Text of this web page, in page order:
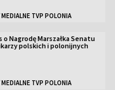
MEDIALNE TVP POLONIA
o Nagrodę Marszałka Senatu
polskich i polonijnych
MEDIALNE TVP POLONIA